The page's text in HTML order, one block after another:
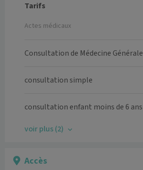
Tarifs
Actes médicaux
Consultation de Médecine Générale
consultation simple
consultation enfant moins de 6 ans
voir plus (2)
Accès